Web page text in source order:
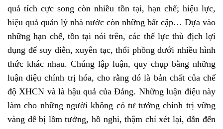
quả tích cực song còn nhiều tồn tại, hạn chế; hiệu lực,
hiệu quả quản lý nhà nước còn những bất cập… Dựa vào
những hạn chế, tồn tại nói trên, các thế lực thù địch lợi
dụng để suy diễn, xuyên tạc, thổi phồng dưới nhiều hình
thức khác nhau. Chúng lập luận, quy chụp bằng những
luận điệu chính trị hóa, cho rằng đó là bản chất của chế
độ XHCN và là hậu quả của Đảng. Những luận điệu này
làm cho những người không có tư tưởng chính trị vững
vàng dễ bị lầm tưởng, hồ nghi, thậm chí xét lại, dẫn đến